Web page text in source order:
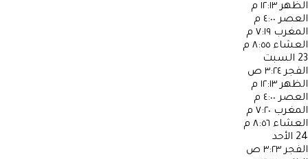
الظهر ١٢:١٣ م
العصر ٤:٠٠ م
المغرب ٧:١٩ م
العشاء ٨:٥٥ م
23 السبت
الفجر ٣:٢٤ ص
الظهر ١٢:١٣ م
العصر ٤:٠٠ م
المغرب ٧:٢٠ م
العشاء ٨:٥٦ م
24 الأحد
الفجر ٣:٢٣ ص